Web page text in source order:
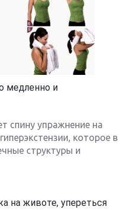
медленно и
спину упражнение на
которое в
структуры и
на животе, упереться